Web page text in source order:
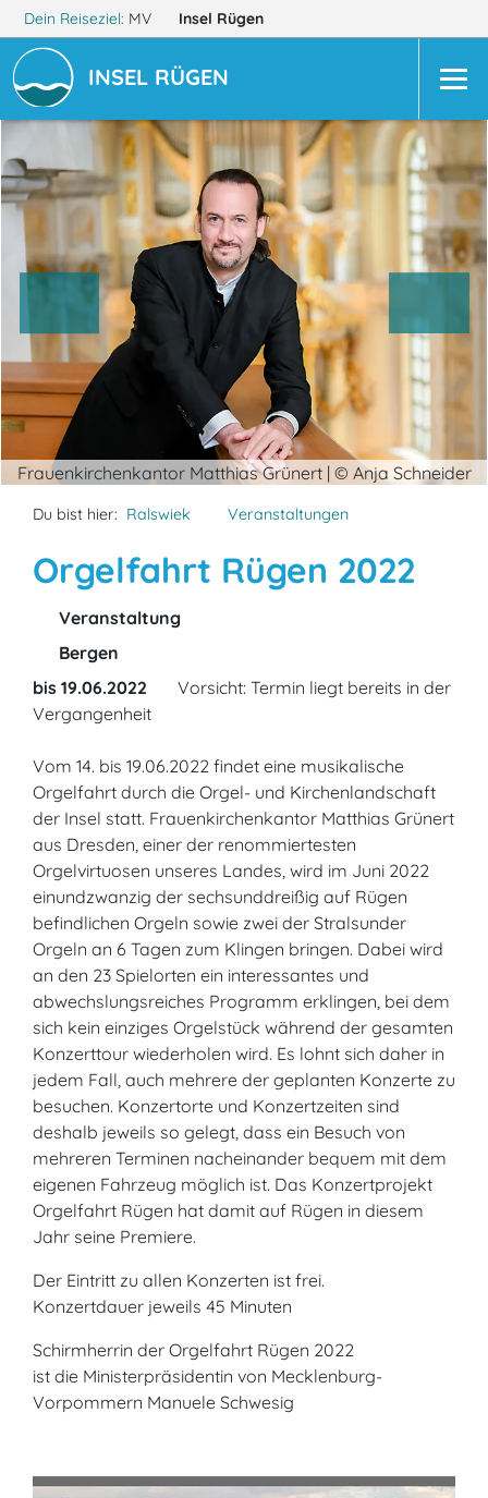
Dein Reiseziel: MV Insel Rügen
INSEL RÜGEN
Frauenkirchenkantor Matthias Grünert | © Anja Schneider
Du bist hier: Ralswiek Veranstaltungen
Orgelfahrt Rügen 2022
Veranstaltung
Bergen
bis 19.06.2022
Vorsicht: Termin liegt bereits in der
Vergangenheit
Vom 14. bis 19.06.2022 findet eine musikalische
Orgelfahrt durch die Orgel- und Kirchenlandschaft
der Insel statt. Frauenkirchenkantor Matthias Grünert
aus Dresden, einer der renommiertesten
Orgelvirtuosen unseres Landes, wird im Juni 2022
einundzwanzig der sechsunddreißig auf Rügen
befindlichen Orgeln sowie zwei der Stralsunder
Orgeln an 6 Tagen zum Klingen bringen. Dabei wird
an den 23 Spielorten ein interessantes und
abwechslungsreiches Programm erklingen, bei dem
sich kein einziges Orgelstück während der gesamten
Konzerttour wiederholen wird. Es lohnt sich daher in
jedem Fall, auch mehrere der geplanten Konzerte zu
besuchen. Konzertorte und Konzertzeiten sind
deshalb jeweils so gelegt, dass ein Besuch von
mehreren Terminen nacheinander bequem mit dem
eigenen Fahrzeug möglich ist. Das Konzertprojekt
Orgelfahrt Rügen hat damit auf Rügen in diesem
Jahr seine Premiere.
Der Eintritt zu allen Konzerten ist frei.
Konzertdauer jeweils 45 Minuten
Schirmherrin der Orgelfahrt Rügen 2022
ist die Ministerpräsidentin von Mecklenburg-
Vorpommern Manuele Schwesig